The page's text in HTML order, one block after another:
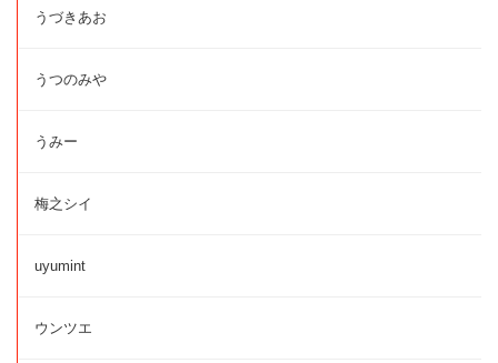
うづきあお
うつのみや
うみー
梅之シイ
uyumint
ウンツエ